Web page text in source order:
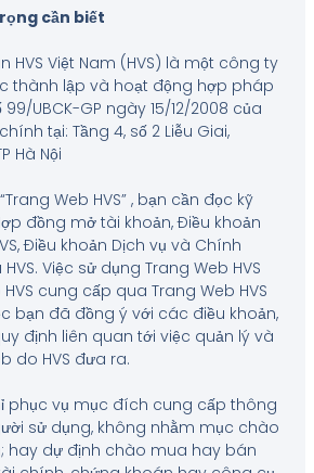
cần biết
HVS Việt Nam (HVS) là một công ty
thành lập và hoạt động hợp pháp
UBCK-GP ngày 15/12/2008 của
tại: Tầng 4, số 2 Liễu Giai,
Hà Nội
Web HVS” , bạn cần đọc kỹ
đồng mở tài khoản, Điều khoản
Điều khoản Dịch vụ và Chính
Việc sử dụng Trang Web HVS
cung cấp qua Trang Web HVS
bạn đã đồng ý với các điều khoản,
định liên quan tới việc quản lý và
do HVS đưa ra.
phục vụ mục đích cung cấp thông
sử dụng, không nhằm mục chào
hay dự định chào mua hay bán